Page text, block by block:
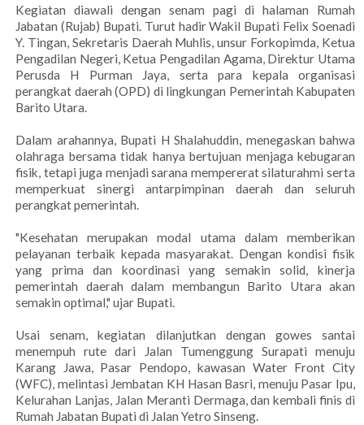
Kegiatan diawali dengan senam pagi di halaman Rumah
Jabatan (Rujab) Bupati. Turut hadir Wakil Bupati Felix Soenadi
Y. Tingan, Sekretaris Daerah Muhlis, unsur Forkopimda, Ketua
Pengadilan Negeri, Ketua Pengadilan Agama, Direktur Utama
Perusda H Purman Jaya, serta para kepala organisasi
perangkat daerah (OPD) di lingkungan Pemerintah Kabupaten
Barito Utara.
Dalam arahannya, Bupati H Shalahuddin, menegaskan bahwa
olahraga bersama tidak hanya bertujuan menjaga kebugaran
fisik, tetapi juga menjadi sarana mempererat silaturahmi serta
memperkuat sinergi antarpimpinan daerah dan seluruh
perangkat pemerintah.
"Kesehatan merupakan modal utama dalam memberikan
pelayanan terbaik kepada masyarakat. Dengan kondisi fisik
yang prima dan koordinasi yang semakin solid, kinerja
pemerintah daerah dalam membangun Barito Utara akan
semakin optimal," ujar Bupati.
Usai senam, kegiatan dilanjutkan dengan gowes santai
menempuh rute dari Jalan Tumenggung Surapati menuju
Karang Jawa, Pasar Pendopo, kawasan Water Front City
(WFC), melintasi Jembatan KH Hasan Basri, menuju Pasar Ipu,
Kelurahan Lanjas, Jalan Meranti Dermaga, dan kembali finis di
Rumah Jabatan Bupati di Jalan Yetro Sinseng.